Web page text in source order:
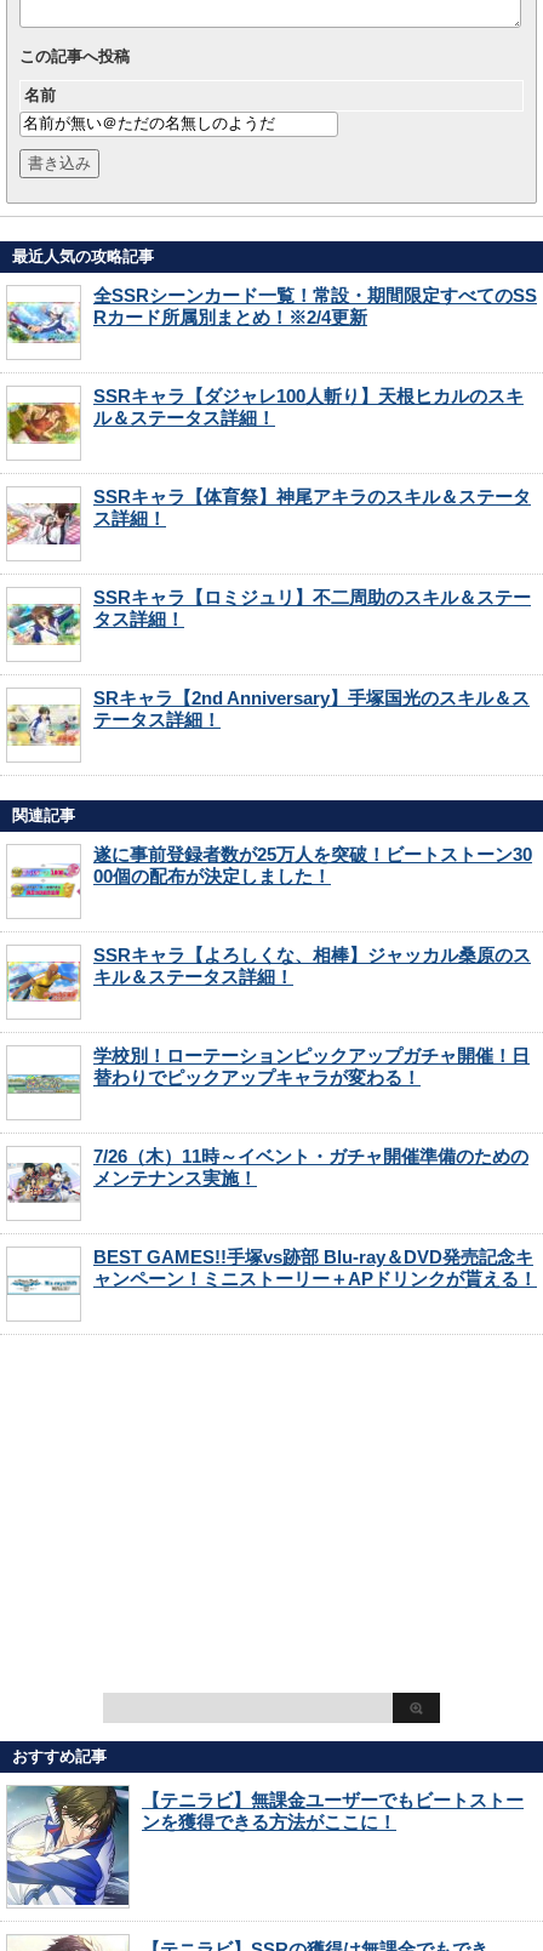
この記事へ投稿
名前
最近人気の攻略記事
全SSRシーンカード一覧！常設・期間限定すべてのSS
Rカード所属別まとめ！※2/4更新
SSRキャラ【ダジャレ100人斬り】天根ヒカルのスキ
ル＆ステータス詳細！
SSRキャラ【体育祭】神尾アキラのスキル＆ステータ
ス詳細！
SSRキャラ【ロミジュリ】不二周助のスキル＆ステー
タス詳細！
SRキャラ【2nd Anniversary】手塚国光のスキル＆ス
テータス詳細！
関連記事
遂に事前登録者数が25万人を突破！ビートストーン30
00個の配布が決定しました！
SSRキャラ【よろしくな、相棒】ジャッカル桑原のス
キル＆ステータス詳細！
学校別！ローテーションピックアップガチャ開催！日
替わりでピックアップキャラが変わる！
7/26（木）11時～イベント・ガチャ開催準備のための
メンテナンス実施！
BEST GAMES!!手塚vs跡部 Blu-ray＆DVD発売記念キ
ャンペーン！ミニストーリー＋APドリンクが貰える！
おすすめ記事
【テニラビ】無課金ユーザーでもビートストー
ンを獲得できる方法がここに！